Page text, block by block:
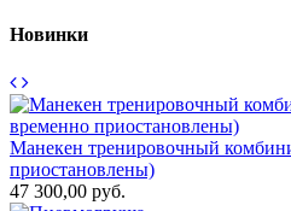
Новинки
Манекен тренировочный
приостановлены)
47 300,00 руб.